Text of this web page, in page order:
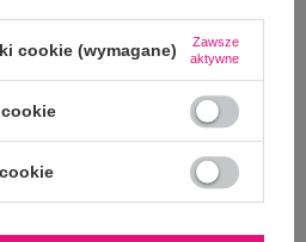
cookie (wymagane)
Zawsze
aktywne